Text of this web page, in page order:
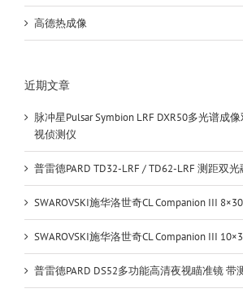
高德热成像
近期文章
脉冲星Pulsar Symbion LRF DXR50多光谱成
视侦测仪
普雷德PARD TD32-LRF / TD62-LRF 测距双
SWAROVSKI施华洛世奇CL Companion III
SWAROVSKI施华洛世奇CL Companion III
普雷德PARD DS52多功能高清夜视瞄准镜 带